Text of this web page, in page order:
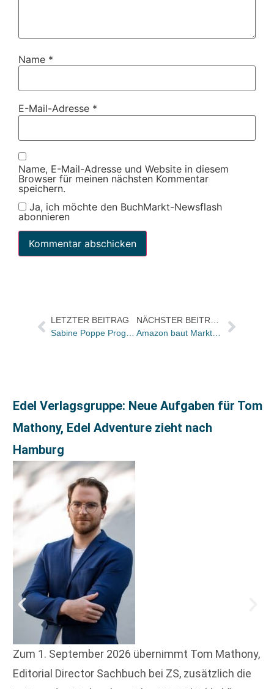
Name *
E-Mail-Adresse *
Name, E-Mail-Adresse und Website in diesem
Browser für meinen nächsten Kommentar
speichern.
Ja, ich möchte den BuchMarkt-Newsflash
abonnieren
LETZTER BEITRAG
Edel Verlagsgruppe: Neue Aufgaben für Tom
Mathony, Edel Adventure zieht nach
Hamburg
Zum 1. September 2026 übernimmt Tom Mathony,
Editorial Director Sachbuch bei ZS, zusätzlich die